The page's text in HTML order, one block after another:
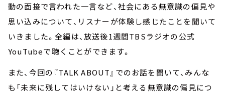
動の面接で言われた一言など、社会にある無意識の偏見や
思い込みについて、リスナーが体験し感じたことを聞いて
いきました。全編は、放送後1週間TBSラジオの公式
YouTubeで聴くことができます。
また、今回の『TALK ABOUT』でのお話を聞いて、みんな
も「未来に残してはいけない」と考える無意識の偏見につ